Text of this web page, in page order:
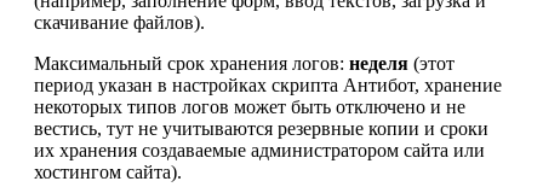
скачивание файлов).
Максимальный срок хранения логов: неделя (этот
период указан в настройках скрипта Антибот, хранение
некоторых типов логов может быть отключено и не
вестись, тут не учитываются резервные копии и сроки
их хранения создаваемые администратором сайта или
хостингом сайта).